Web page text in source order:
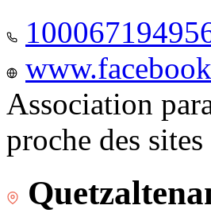
Association
proche des